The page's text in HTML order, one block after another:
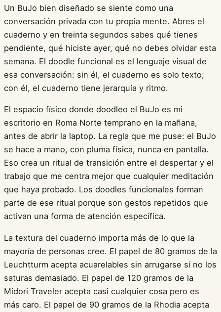
Un BuJo bien diseñado se siente como una
conversación privada con tu propia mente. Abres el
cuaderno y en treinta segundos sabes qué tienes
pendiente, qué hiciste ayer, qué no debes olvidar esta
semana. El doodle funcional es el lenguaje visual de
esa conversación: sin él, el cuaderno es solo texto;
con él, el cuaderno tiene jerarquía y ritmo.
El espacio físico donde doodleo el BuJo es mi
escritorio en Roma Norte temprano en la mañana,
antes de abrir la laptop. La regla que me puse: el BuJo
se hace a mano, con pluma física, nunca en pantalla.
Eso crea un ritual de transición entre el despertar y el
trabajo que me centra mejor que cualquier meditación
que haya probado. Los doodles funcionales forman
parte de ese ritual porque son gestos repetidos que
activan una forma de atención específica.
La textura del cuaderno importa más de lo que la
mayoría de personas cree. El papel de 80 gramos de la
Leuchtturm acepta acuarelables sin arrugarse si no los
saturas demasiado. El papel de 120 gramos de la
Midori Traveler acepta casi cualquier cosa pero es
más caro. El papel de 90 gramos de la Rhodia acepta